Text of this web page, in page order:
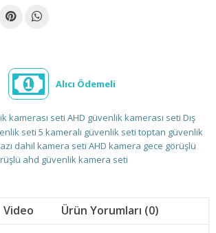
Alıcı Ödemeli
kamerası seti AHD güvenlik kamerası seti Dış
seti 5 kameralı güvenlik seti toptan güvenlik
dahil kamera seti AHD kamera gece görüşlü
ahd güvenlik kamera seti
Video Ürün Yorumları (0)